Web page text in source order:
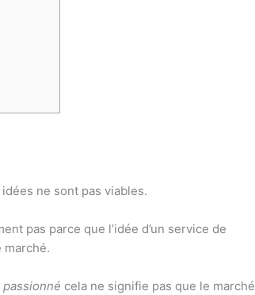
ne sont pas viables.
pas parce que l’idée d’un service de
marché.
passionné cela ne signifie pas que le marché